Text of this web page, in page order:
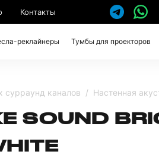
Контакты
реклайнеры Тумбы для проекторов
сурраунд каналов Настенная